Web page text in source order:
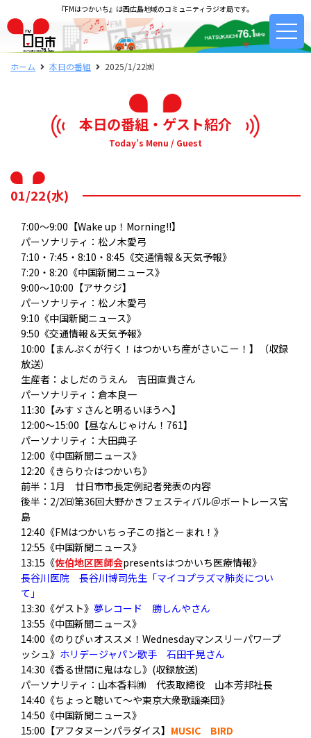
『FMはつかいち』は西広島地域のコミュニティラジオ局です。
ホーム 本日の番組 2025/1/22㈬
本日の番組・ゲスト紹介
Today’s Menu / Guest
01/22(水)
7:00～9:00【Wake up！Morning!!】
パーソナリティ：松ノ木愛弓
7:10・7:45・8:10・8:45《交通情報＆天気予報》
7:20・8:20《中国新聞ニュース》
9:00～10:00【アサクジ】
パーソナリティ：松ノ木愛弓
9:10《中国新聞ニュース》
9:50《交通情報＆天気予報》
10:00【まんぷくが行く！はつかいち産がさいこー！】（収録
放送）
生産者：よしだのうえん 吉田直貴さん
パーソナリティ：倉本良一
11:30【みすゞさんと明るいほうへ】
12:00～15:00【昼なんじゃけん！761】
パーソナリティ：大田典子
12:00《中国新聞ニュース》
12:20《きらり☆はつかいち》
前半：1月 廿日市市長定例記者発表の内容
後半：2/2㈰第36回大野かきフェスティバル＠ボートレース宮
島
12:40《FMはつかいちっ子この指とーまれ！》
12:55《中国新聞ニュース》
13:15《佐伯地区医師会presentsはつかいち医療情報》
長谷川医院 長谷川博司先生「マイコプラズマ肺炎につい
て」
13:30《ゲスト》 夢レコード 勝しんやさん
13:55《中国新聞ニュース》
14:00《のりぴぃオススメ！Wednesdayマンスリーパワープ
ッシュ》 ホリデージャパン歌手 石田千晃さん
14:30《香る世間に鬼はなし》(収録放送)
パーソナリティ：山本香料㈱ 代表取締役 山本芳邦社長
14:40《ちょっと聴いて～や東京大衆歌謡楽団》
14:50《中国新聞ニュース》
15:00【アフタヌーンパラダイス】 MUSIC BIRD